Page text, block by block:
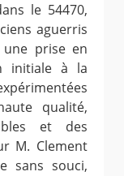
le 54470,
aguerris
une prise en
initiale à la
qualité,
et des
M. Clement
sans souci,